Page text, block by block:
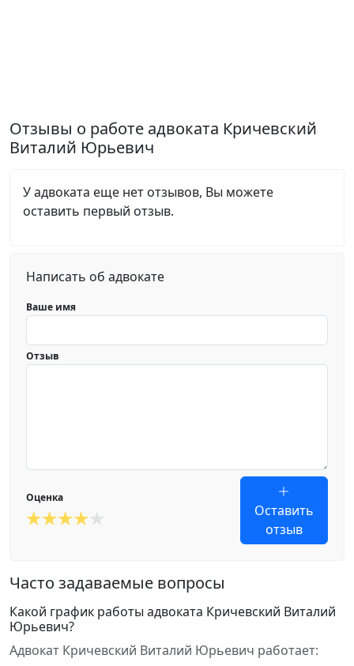
Отзывы о работе адвоката Кричевский
Виталий Юрьевич
У адвоката еще нет отзывов, Вы можете
оставить первый отзыв.
Написать об адвокате
Ваше имя
Отзыв
Оценка
Оставить
отзыв
Часто задаваемые вопросы
Какой график работы адвоката Кричевский Виталий
Юрьевич?
Адвокат Кричевский Виталий Юрьевич работает: